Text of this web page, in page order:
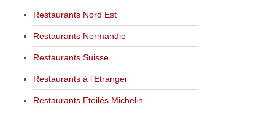
Restaurants Nord Est
Restaurants Normandie
Restaurants Suisse
Restaurants à l’Etranger
Restaurants Etoilés Michelin